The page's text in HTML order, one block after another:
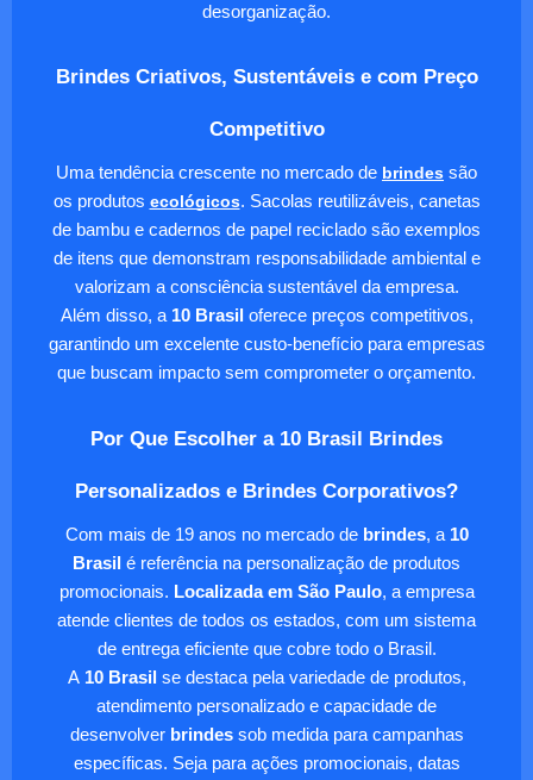
desorganização.
Brindes Criativos, Sustentáveis e com Preço
Competitivo
Uma tendência crescente no mercado de brindes são
os produtos ecológicos. Sacolas reutilizáveis, canetas
de bambu e cadernos de papel reciclado são exemplos
de itens que demonstram responsabilidade ambiental e
valorizam a consciência sustentável da empresa.
Além disso, a 10 Brasiloferece preços competitivos,
garantindo um excelente custo-benefício para empresas
que buscam impacto sem comprometer o orçamento.
Por Que Escolher a 10 Brasil Brindes
Personalizados e Brindes Corporativos?
Com mais de 19 anos no mercado de brindes, a 10
Brasil é referência na personalização de produtos
promocionais. Localizada em São Paulo, a empresa
atende clientes de todos os estados, com um sistema
de entrega eficiente que cobre todo o Brasil.
A10 Brasilse destaca pela variedade de produtos,
atendimento personalizado e capacidade de
desenvolver brindessob medida para campanhas
específicas. Seja para ações promocionais, datas